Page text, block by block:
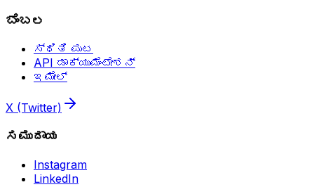
ಬೆಂಬಲ
ಸ್ಥಿತಿ ಪುಟ
API ಡಾಕ್ಯುಮೆಂಟೇಶನ್
ಇಮೇಲ್
X (Twitter)
ಸಮುದಾಯ
Instagram
LinkedIn